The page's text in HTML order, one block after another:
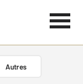
Autres